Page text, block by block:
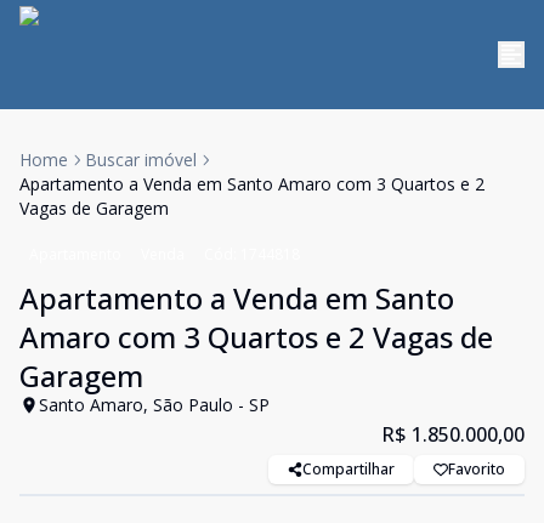
Home
Buscar imóvel
Apartamento a Venda em Santo Amaro com 3 Quartos e 2
Vagas de Garagem
Apartamento a Venda em Santo
Amaro com 3 Quartos e 2 Vagas de
Garagem
Santo Amaro, São Paulo - SP
R$ 1.850.000,00
Compartilhar Favorito